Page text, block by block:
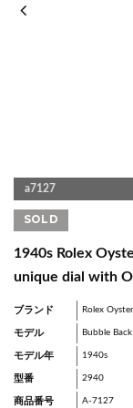
a7127
SOLD
1940s Rolex
unique dial with
ブランド Rolex Oyster
モデル Bubble Back
モデル年 1940s
型番 2940
商品番号 A-7127